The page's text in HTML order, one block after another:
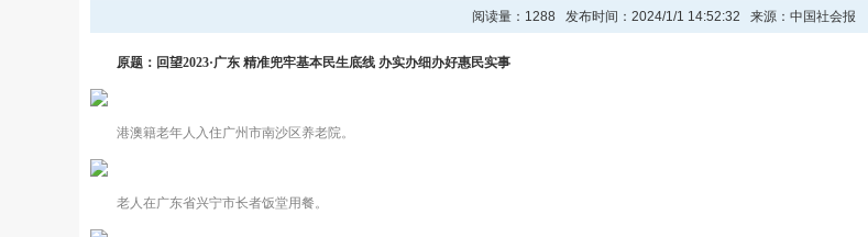
阅读量： 1288 发布时间：2024/1/1 14:52:32 来源：中国社会报
原题：回望2023·广东 精准兜牢基本民生底线 办实办细办好惠民实事
港澳籍老年人入住广州市南沙区养老院。
老人在广东省兴宁市长者饭堂用餐。